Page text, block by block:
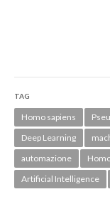
TAG
Homo sapiens
Deep Learning
automazione
Artificial Intelligence